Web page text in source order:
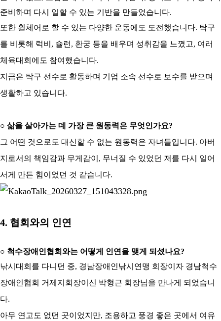
준비하며 다시 일할 수 있는 기반을 만들었습니다.
또한 휠체어로 할 수 있는 다양한 운동에도 도전했습니다. 탁구
를 비롯해 럭비 , 슐런 , 환궁 등을 배우며 성취감을 느꼈고, 여러
체육대회에도 참여했습니다.
지금은 탁구 선수로 활동하며 기업 소속 선수로 보수를 받으며
생활하고 있습니다.
○ 삶을 살아가는 데 가장 큰 원동력은 무엇인가요?
그 어떤 것으로도 대신할 수 없는 원동력은 자녀들입니다. 아버
지로서의 책임감과 무게감이 , 무너질 수 있었던 저를 다시 일어
서게 만든 힘이었던 것 같습니다.
4. 협회와의 인연
○ 척수장애인협회와는 어떻게 인연을 맺게 되셨나요?
낚시대회를 다니던 중, 경남장애인낚시연맹 회장이자 경남척수
장애인협회 거제지회장이신 박형근 회장님을 만나게 되었습니
다.
아무 연고도 없던 곳이었지만, 조용하고 풍경 좋은 곳에서 여유